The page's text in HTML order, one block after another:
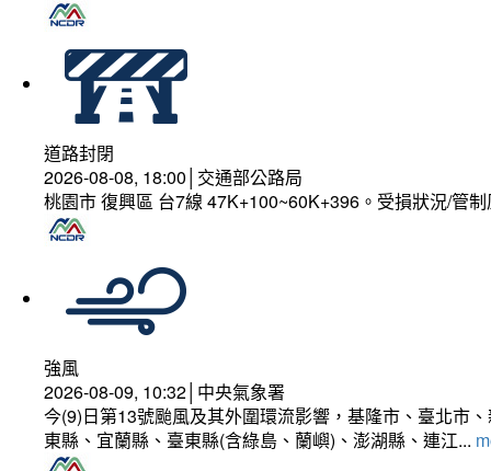
道路封閉
2026-08-08, 18:00│交通部公路局
桃園市 復興區 台7線 47K+100~60K+396。受損狀況/管
強風
2026-08-09, 10:32│中央氣象署
今(9)日第13號颱風及其外圍環流影響，基隆市、臺北市
東縣、宜蘭縣、臺東縣(含綠島、蘭嶼)、澎湖縣、連江...